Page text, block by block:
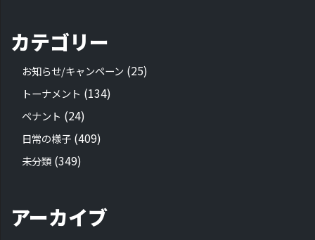
カテゴリー
お知らせ/キャンペーン (25)
トーナメント (134)
ペナント (24)
日常の様子 (409)
未分類 (349)
アーカイブ